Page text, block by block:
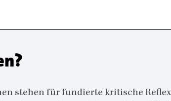
stehen für fundierte kritische